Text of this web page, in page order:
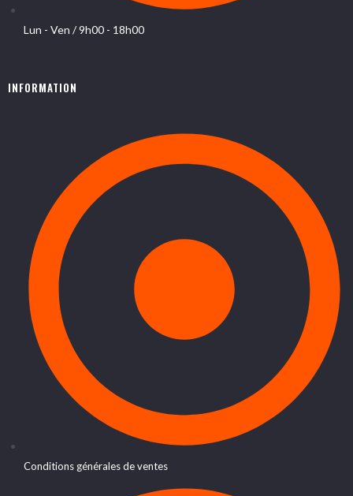
Lun - Ven / 9h00 - 18h00
INFORMATION
Conditions générales de ventes